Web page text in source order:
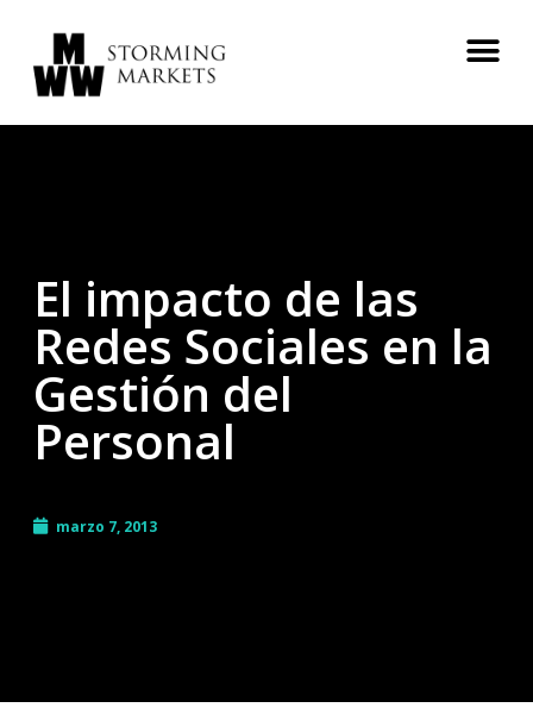
El impacto de las
Redes Sociales en la
Gestión del
Personal
marzo 7, 2013